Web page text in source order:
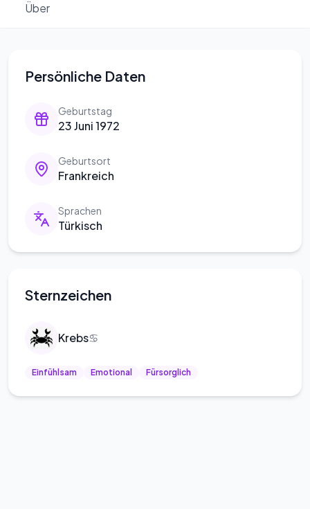
Über
Persönliche Daten
Geburtstag
23 Juni 1972
Geburtsort
Frankreich
Sprachen
Türkisch
Sternzeichen
Krebs♋
Einfühlsam Emotional Fürsorglich